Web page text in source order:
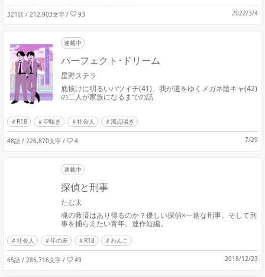
321話 / 212,903文字 / 93 2022/3/4
連載中
パーフェクト･ドリーム
星野ステラ
底抜けに明るいバツイチ(41)、我が道をゆくメガネ陰キャ(42)
の二人が家族になるまでの話
R18 ♡喘ぎ 社会人 濁点喘ぎ
48話 / 226,870文字 / 4 7/29
連載中
探偵と刑事
たむ太
魂の救済はあり得るのか？優しい探偵×一途な刑事、そして刑
事を捕らえたい青年。連作短編。
社会人 年の差 R18 わんこ
65話 / 285,716文字 / 49 2018/12/23